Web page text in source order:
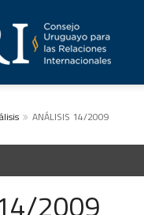
ANÁLISIS 14/2009
2009